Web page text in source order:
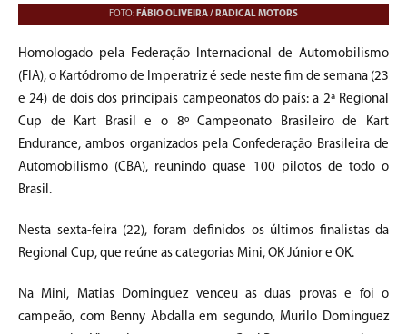
FOTO: FÁBIO OLIVEIRA / RADICAL MOTORS
Homologado pela Federação Internacional de Automobilismo
(FIA), o Kartódromo de Imperatriz é sede neste fim de semana (23
e 24) de dois dos principais campeonatos do país: a 2ª Regional
Cup de Kart Brasil e o 8º Campeonato Brasileiro de Kart
Endurance, ambos organizados pela Confederação Brasileira de
Automobilismo (CBA), reunindo quase 100 pilotos de todo o
Brasil.
Nesta sexta-feira (22), foram definidos os últimos finalistas da
Regional Cup, que reúne as categorias Mini, OK Júnior e OK.
Na Mini, Matias Dominguez venceu as duas provas e foi o
campeão, com Benny Abdalla em segundo, Murilo Dominguez